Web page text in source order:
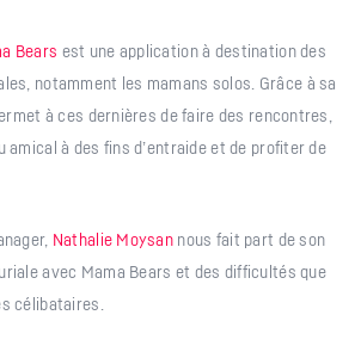
Bears est une application à destination des
notamment les mamans solos. Grâce à sa
à ces dernières de faire des rencontres,
amical à des fins d’entraide et de profiter de
Nathalie Moysan nous fait part de son
avec Mama Bears et des difficultés que
célibataires.